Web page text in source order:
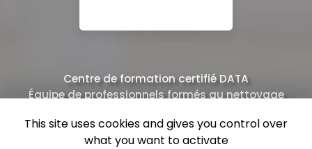
Centre de formation certifié DATA
Équipe de professionnels formés au nettoyage
This site uses cookies and gives you control over
what you want to activate